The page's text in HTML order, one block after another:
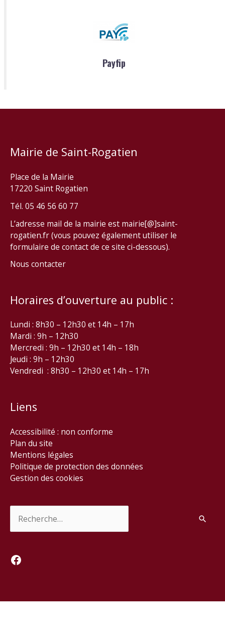
Payfip
Mairie de Saint-Rogatien
Place de la Mairie
17220 Saint Rogatien
Tél. 05 46 56 60 77
L’adresse mail de la mairie est mairie[@]saint-
rogatien.fr (vous pouvez également utiliser le
formulaire de contact de ce site ci-dessous).
Nous contacter
Horaires d’ouverture au public :
Lundi : 8h30 – 12h30 et 14h – 17h
Mardi : 9h – 12h30
Mercredi : 9h – 12h30 et 14h – 18h
Jeudi : 9h – 12h30
Vendredi : 8h30 – 12h30 et 14h – 17h
Liens
Accessibilité : non conforme
Plan du site
Mentions légales
Politique de protection des données
Gestion des cookies
Facebook